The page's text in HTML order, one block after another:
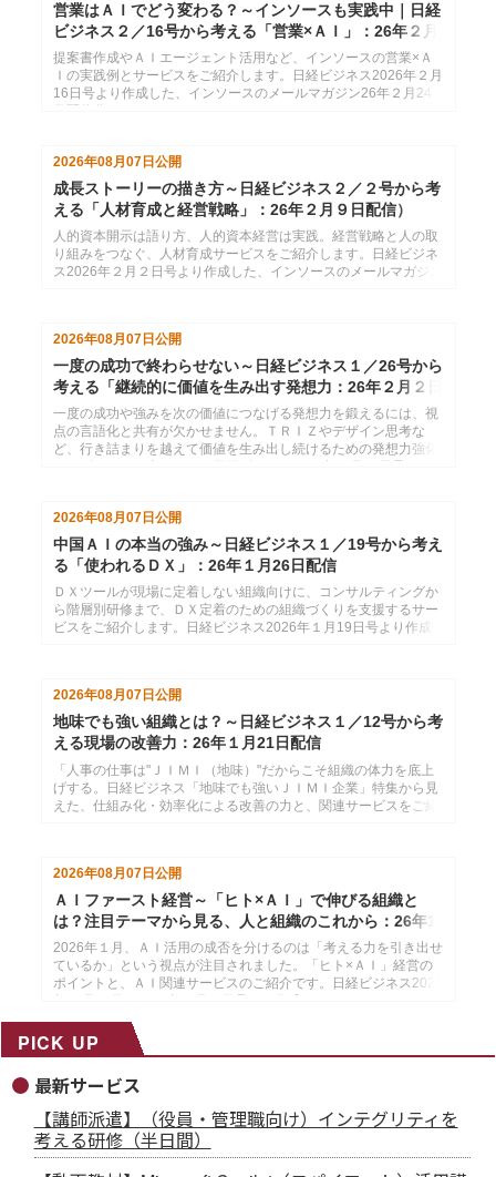
営業はＡＩでどう変わる？～インソースも実践中｜日経
ビジネス２／16号から考える「営業×ＡＩ」：26年２月
24日配信
提案書作成やＡＩエージェント活用など、インソースの営業×Ａ
Ｉの実践例とサービスをご紹介します。日経ビジネス2026年２月
16日号より作成した、インソースのメールマガジン26年２月24
2026年08月07日公開
成長ストーリーの描き方～日経ビジネス２／２号から考
える「人材育成と経営戦略」：26年２月９日配信）
人的資本開示は語り方、人的資本経営は実践。経営戦略と人の取
り組みをつなぐ、人材育成サービスをご紹介します。日経ビジネ
ス2026年２月２日号より作成した、インソースのメールマガジン
2026年08月07日 公開
一度の成功で終わらせない～日経ビジネス１／26号から
考える「継続的に価値を生み出す発想力：26年２月２日
配信
一度の成功や強みを次の価値につなげる発想力を鍛えるには、視
点の言語化と共有が欠かせません。ＴＲＩＺやデザイン思考な
ど、行き詰まりを越えて価値を生み出し続けるための発想力強化
2026年08月07日公開
中国ＡＩの本当の強み～日経ビジネス１／19号から考え
る「使われるＤＸ」：26年１月26日配信
ＤＸツールが現場に定着しない組織向けに、コンサルティングか
ら階層別研修まで、ＤＸ定着のための組織づくりを支援するサー
ビスをご紹介します。日経ビジネス2026年１月19日号より作成
2026年08月07日 公開
地味でも強い組織とは？～日経ビジネス１／12号から考
える現場の改善力：26年１月21日配信
「人事の仕事は"ＪＩＭＩ（地味）"だからこそ組織の体力を底上
げする。日経ビジネス「地味でも強いＪＩＭＩ企業」特集から見
えた、仕組み化・効率化による改善の力と、関連サービスをご紹
2026年08月07日 公開
ＡＩファースト経営～「ヒト×ＡＩ」で伸びる組織と
は？注目テーマから見る、人と組織のこれから：26年1
月14日配信
2026年１月、ＡＩ活用の成否を分けるのは「考える力を引き出せ
ているか」という視点が注目されました。「ヒト×ＡＩ」経営の
ポイントと、ＡＩ関連サービスのご紹介です。日経ビジネス2025
ールマガジン26年１月14配信分です。
PICK UP
最新サービス
【講師派遣】（役員・管理職向け）インテグリティを
考える研修（半日間）